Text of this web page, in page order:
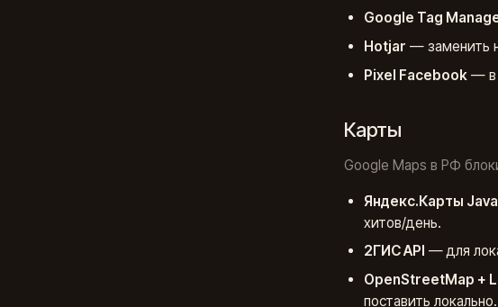
Google Tag
Hotjar — заменить
Pixel Facebook— в
Карты
Google Maps в РФ
Яндекс.Карты
хитов/день.
2ГИС API — для
OpenStreetMap +
поставить локально.